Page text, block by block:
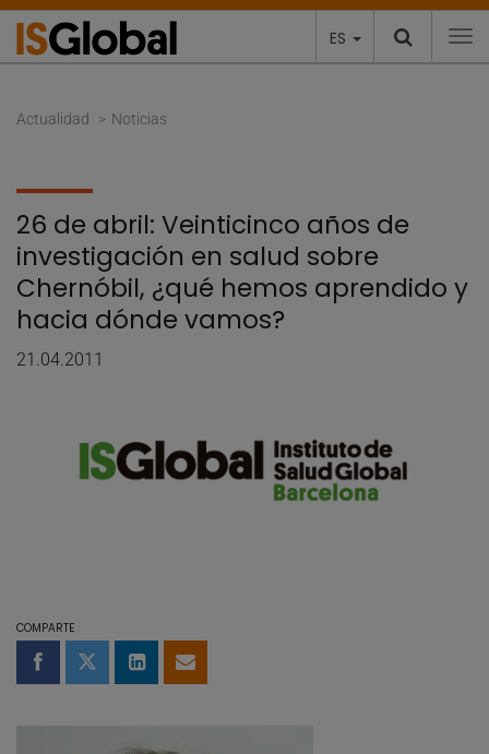
ES
Actualidad Noticias
26 de abril: Veinticinco años de
investigación en salud sobre
Chernóbil, ¿qué hemos aprendido y
hacia dónde vamos?
21.04.2011
COMPARTE
Compartir en Facebook
Compartir en Twitter
Compartir en LinkedIn
Compartir por email